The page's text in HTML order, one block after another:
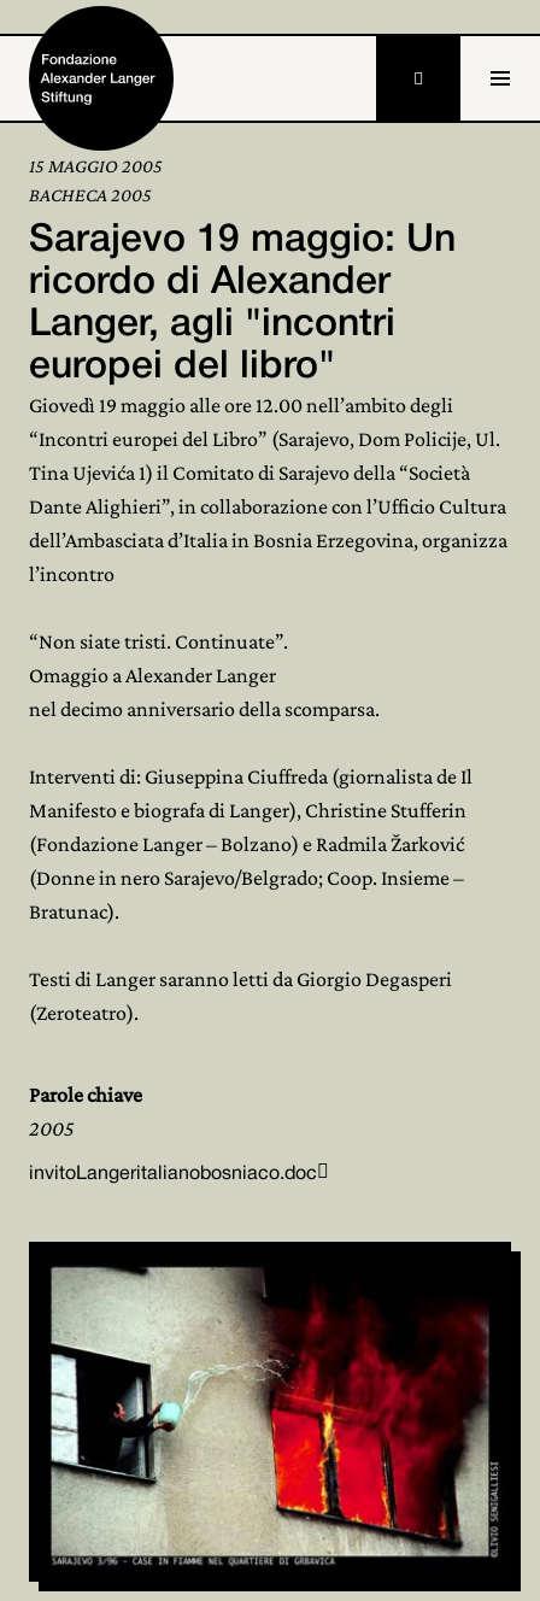
Home
Fondazione
Attività e progetti
Alexander Langer
Archivio 
Partecipa

15 MAGGIO 2005
BACHECA 2005
Sarajevo 19 maggio: Un
ricordo di Alexander
Langer, agli "incontri
europei del libro"
Giovedì 19 maggio alle ore 12.00 nell’ambito degli
“Incontri europei del Libro” (Sarajevo, Dom Policije, Ul.
Tina Ujevića 1) il Comitato di Sarajevo della “Società
Dante Alighieri”, in collaborazione con l’Ufficio Cultura
dell’Ambasciata d’Italia in Bosnia Erzegovina, organizza
l’incontro
“Non siate tristi. Continuate”.
Omaggio a Alexander Langer
nel decimo anniversario della scomparsa.
Interventi di: Giuseppina Ciuffreda (giornalista de Il
Manifesto e biografa di Langer), Christine Stufferin
(Fondazione Langer – Bolzano) e Radmila Žarković
(Donne in nero Sarajevo/Belgrado; Coop. Insieme –
Bratunac).
Testi di Langer saranno letti da Giorgio Degasperi
(Zeroteatro).
Parole chiave
2005
invitoLangeritalianobosniaco.doc 